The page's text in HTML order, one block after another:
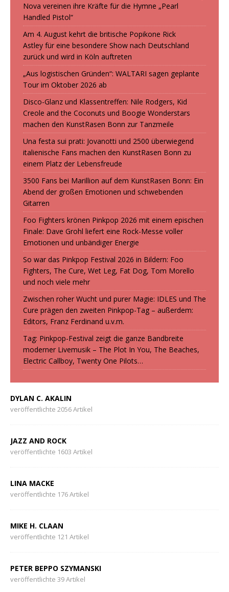
Nova vereinen ihre Kräfte für die Hymne „Pearl
Handled Pistol“
Am 4. August kehrt die britische Popikone Rick
Astley für eine besondere Show nach Deutschland
zurück und wird in Köln auftreten
„Aus logistischen Gründen“: WALTARI sagen geplante
Tour im Oktober 2026 ab
Disco-Glanz und Klassentreffen: Nile Rodgers, Kid
Creole and the Coconuts und Boogie Wonderstars
machen den KunstRasen Bonn zur Tanzmeile
Una festa sui prati: Jovanotti und 2500 überwiegend
italienische Fans machen den KunstRasen Bonn zu
einem Platz der Lebensfreude
3500 Fans bei Marillion auf dem KunstRasen Bonn: Ein
Abend der großen Emotionen und schwebenden
Gitarren
Foo Fighters krönen Pinkpop 2026 mit einem epischen
Finale: Dave Grohl liefert eine Rock-Messe voller
Emotionen und unbändiger Energie
So war das Pinkpop Festival 2026 in Bildern: Foo
Fighters, The Cure, Wet Leg, Fat Dog, Tom Morello
und noch viele mehr
Zwischen roher Wucht und purer Magie: IDLES und The
Cure prägen den zweiten Pinkpop-Tag – außerdem:
Editors, Franz Ferdinand u.v.m.
Tag: Pinkpop-Festival zeigt die ganze Bandbreite
moderner Livemusik – The Plot In You, The Beaches,
Electric Callboy, Twenty One Pilots…
DYLAN C. AKALIN
veröffentlichte 2056 Artikel
JAZZ AND ROCK
veröffentlichte 1603 Artikel
LINA MACKE
veröffentlichte 176 Artikel
MIKE H. CLAAN
veröffentlichte 121 Artikel
PETER BEPPO SZYMANSKI
veröffentlichte 39 Artikel